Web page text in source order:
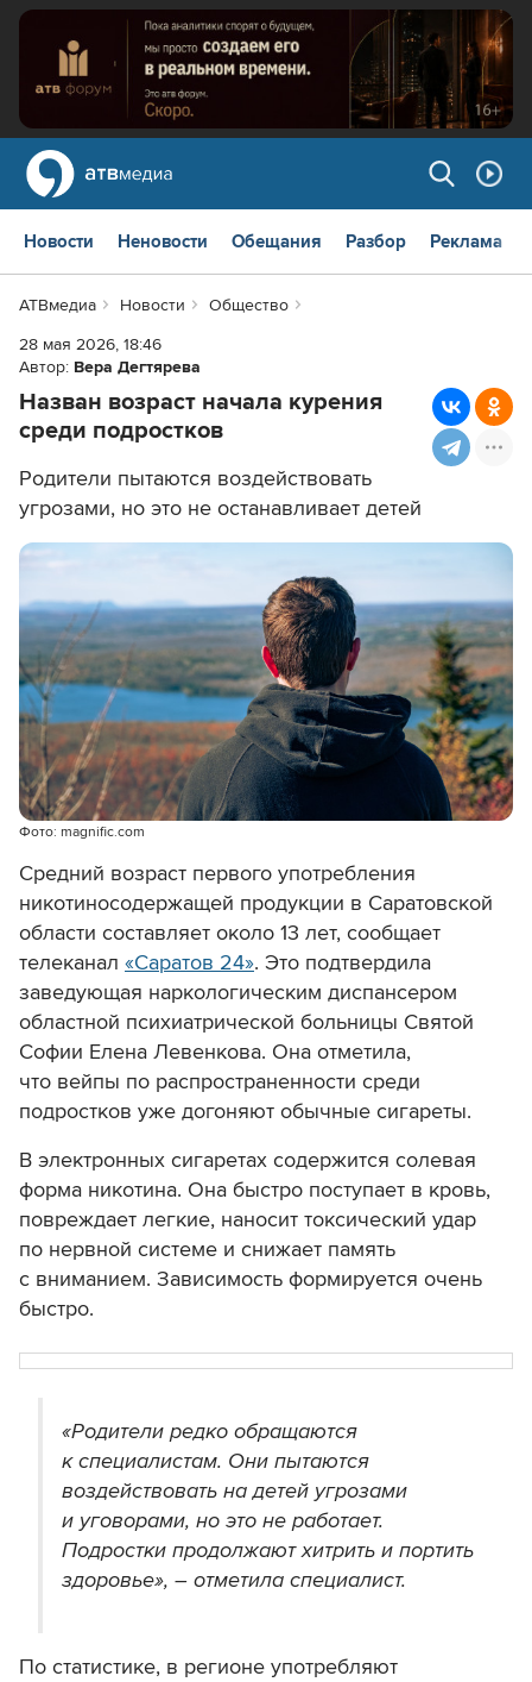
Новости Неновости Обещания Разбор Реклама
АТВмедиа Новости
Общество
28 мая 2026, 18:46
Автор: Вера Дегтярева
Назван возраст начала курения
среди подростков
Родители пытаются воздействовать
угрозами, но это не останавливает детей
Фото: magnific.com
Средний возраст первого употребления
никотиносодержащей продукции в Саратовской
области составляет около 13 лет, сообщает
телеканал «Саратов 24». Это подтвердила
заведующая наркологическим диспансером
областной психиатрической больницы Святой
Софии Елена Левенкова. Она отметила,
что вейпы по распространенности среди
подростков уже догоняют обычные сигареты.
В электронных сигаретах содержится солевая
форма никотина. Она быстро поступает в кровь,
повреждает легкие, наносит токсический удар
по нервной системе и снижает память
с вниманием. Зависимость формируется очень
быстро.
«Родители редко обращаются
к специалистам. Они пытаются
воздействовать на детей угрозами
и уговорами, но это не работает.
Подростки продолжают хитрить и портить
здоровье», – отметила специалист.
По статистике, в регионе употребляют